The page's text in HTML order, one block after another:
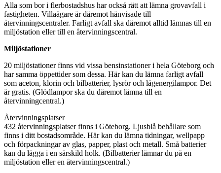
Alla som bor i flerbostadshus har också rätt att lämna grovavfall i
fastigheten. Villaägare är däremot hänvisade till
återvinningscentraler. Farligt avfall ska däremot alltid lämnas till en
miljöstation eller till en återvinningscentral.
Miljöstationer
20 miljöstationer finns vid vissa bensinstationer i hela Göteborg och
har samma öppettider som dessa. Här kan du lämna farligt avfall
som aceton, klorin och bilbatterier, lysrör och lågenergilampor. Det
är gratis. (Glödlampor ska du däremot lämna till en
återvinningcentral.)
Återvinningsplatser
432 återvinningsplatser finns i Göteborg. Ljusblå behållare som
finns i ditt bostadsområde. Här kan du lämna tidningar, wellpapp
och förpackningar av glas, papper, plast och metall. Små batterier
kan du lägga i en särskild holk. (Bilbatterier lämnar du på en
miljöstation eller en återvinningscentral.)